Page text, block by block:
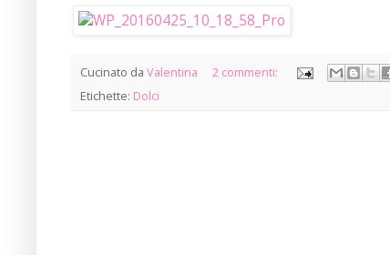
Cucinato da Valentina
2 commenti:
Etichette: Dolci